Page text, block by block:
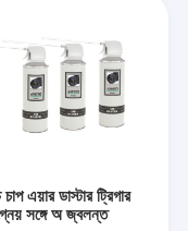
এয়ার ডাস্টার ট্রিগার
সঙ্গে অ জ্বলন্ত